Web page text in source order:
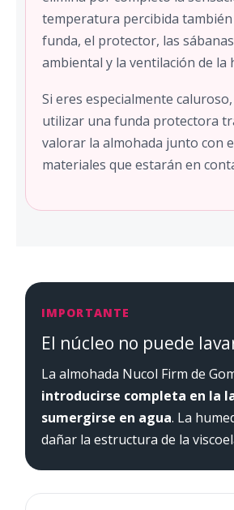
temperatura percibida también
funda, el protector, las
ambiental y la ventilación de la
Si eres especialmente
utilizar una funda protectora
valorar la almohada junto con
materiales que estarán en
IMPORTANTE
El núcleo no puede
La almohada Nucol Firm de
introducirse completa en la
sumergirse en agua. La
dañar la estructura de la